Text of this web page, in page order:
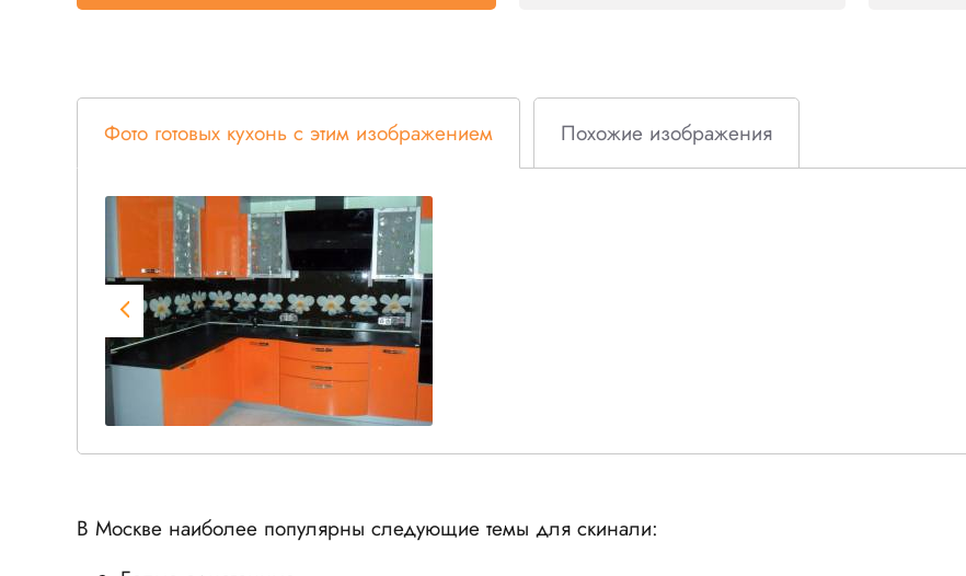
Фото готовых кухонь с этим изображением Похожие изображения
В Москве наиболее популярны следующие темы для скинали: